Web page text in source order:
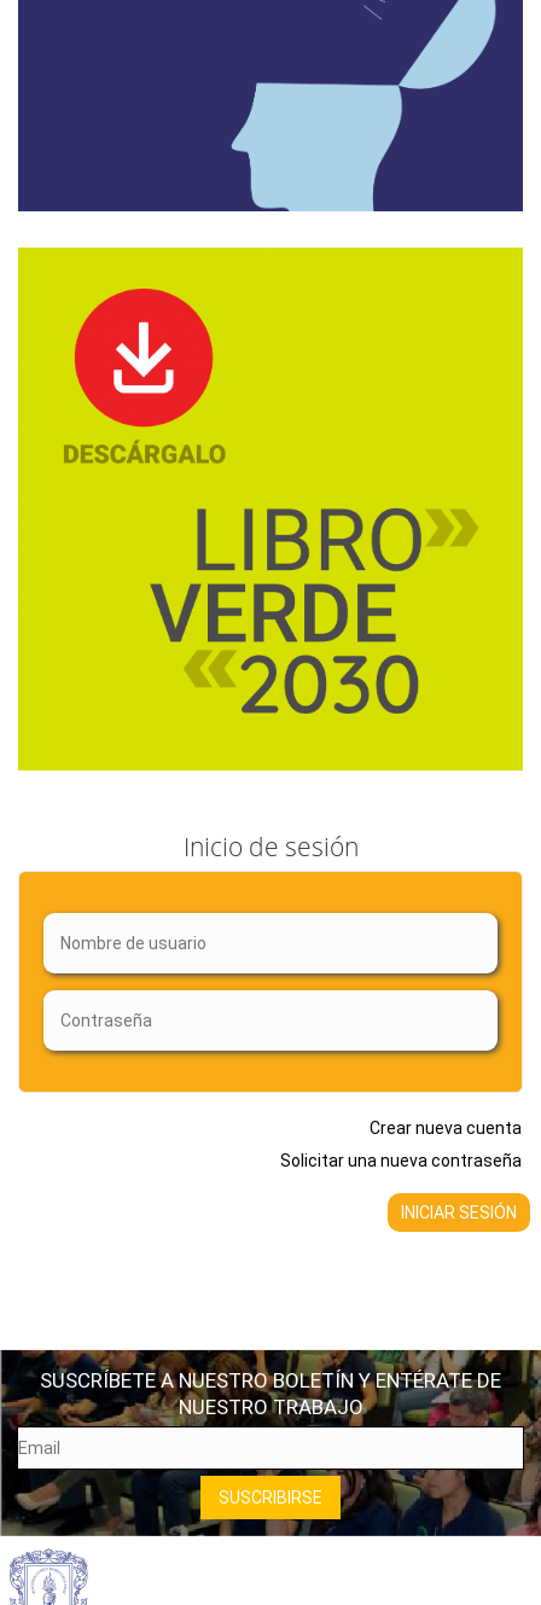
Inicio de sesión
Crear nueva cuenta
Solicitar una nueva contraseña
SUSCRÍBETE A NUESTRO BOLETÍN Y ENTÉRATE DE
NUESTRO TRABAJO